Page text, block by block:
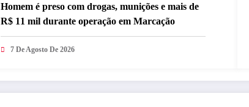
Homem é preso com drogas, munições e mais de
R$ 11 mil durante operação em Marcação
7 De Agosto De 2026